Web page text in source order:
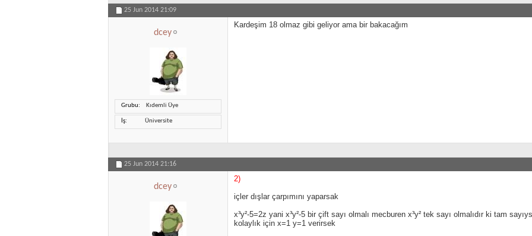
25 Jun 2014 21:09
dcey
Grubu Kıdemli Üye
İş Üniversite
Kardeşim 18 olmaz gibi geliyor ama bir bakacağım
25 Jun 2014 21:16
dcey
2)
içler dışlar çarpımını yaparsak
x³y²-5=2z yani x³y²-5 bir çift sayı olmalı mecburen x³y² tek sayı olmalıdır ki tam
kolaylık için x=1 y=1 verirsek